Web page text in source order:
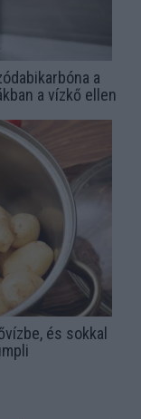
a
a vízkő ellen
és sokkal